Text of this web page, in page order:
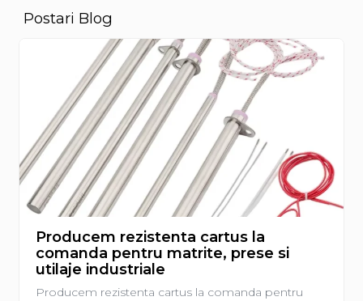
Postari Blog
Producem rezistenta cartus la
comanda pentru matrite, prese si
utilaje industriale
Producem rezistenta cartus la comanda pentru